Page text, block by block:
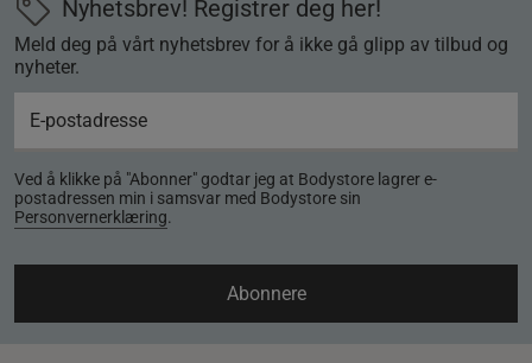
Nyhetsbrev! Registrer deg her!
Meld deg på vårt nyhetsbrev for å ikke gå glipp av tilbud og
nyheter.
Ved å klikke på "Abonner" godtar jeg at Bodystore lagrer e-
postadressen min i samsvar med Bodystore sin
Personvernerklæring.
Abonnere